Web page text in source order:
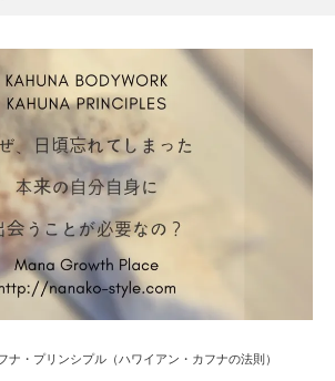
ナ・プリンシプル（ハワイアン・カフナの法則）